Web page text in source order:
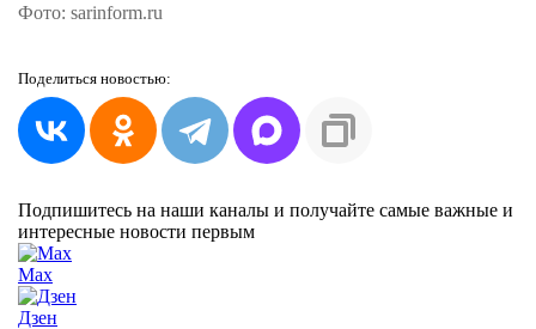
Фото: sarinform.ru
Поделиться новостью:
Подпишитесь на наши каналы и получайте самые важные и
интересные новости первым
Max
Дзен